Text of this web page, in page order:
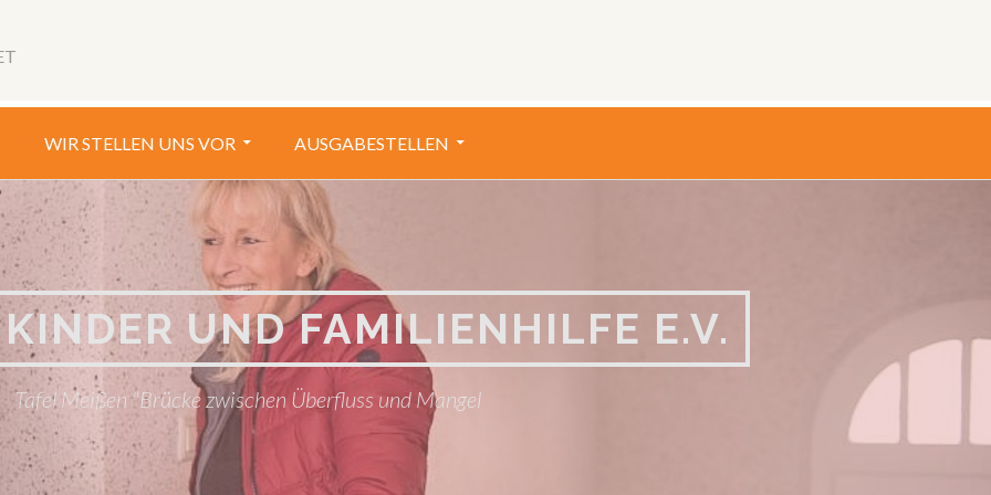
WIR STELLEN UNS VOR AUSGABESTELLEN
UND FAMILIENHILFE E.V.
Tafel Meißen "Brücke zwischen Überfluss und Mangel